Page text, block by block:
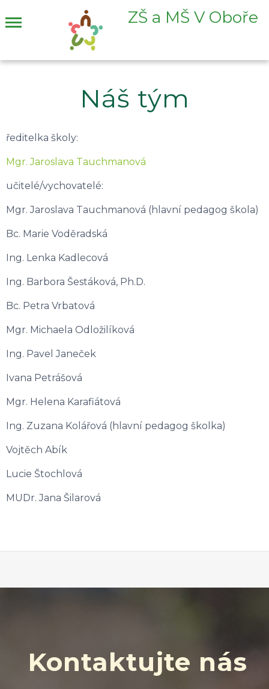
ZŠ a MŠ V Oboře
Náš tým
ředitelka školy:
Mgr. Jaroslava Tauchmanová
učitelé/vychovatelé:
Mgr. Jaroslava Tauchmanová (hlavní pedagog škola)
Bc. Marie Voděradská
Ing. Lenka Kadlecová
Ing. Barbora Šestáková, Ph.D.
Bc. Petra Vrbatová
Mgr. Michaela Odložilíková
Ing. Pavel Janeček
Ivana Petrášová
Mgr. Helena Karafiátová
Ing. Zuzana Kolářová (hlavní pedagog školka)
Vojtěch Abík
Lucie Štochlová
MUDr. Jana Šilarová
Kontaktujte nás